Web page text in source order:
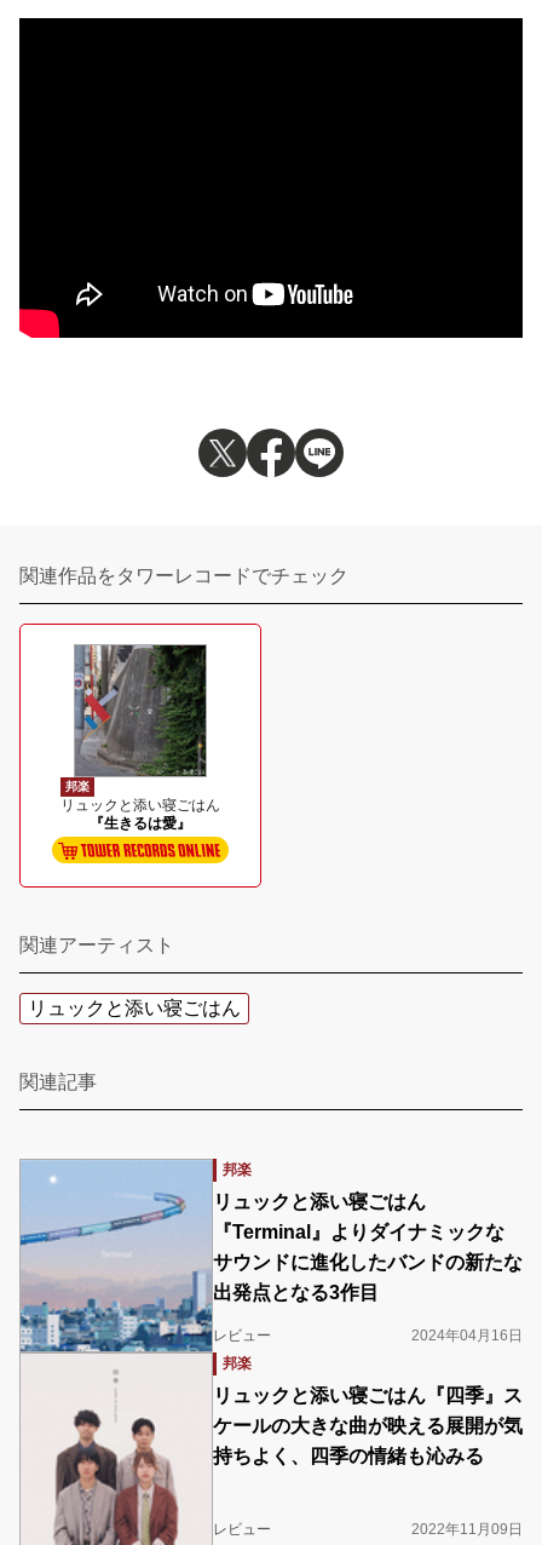
関連作品をタワーレコードでチェック
邦楽
リュックと添い寝ごはん
『生きるは愛』
関連アーティスト
リュックと添い寝ごはん
関連記事
邦楽
リュックと添い寝ごはん
『Terminal』よりダイナミックな
サウンドに進化したバンドの新たな
出発点となる3作目
レビュー
2024年04月16日
邦楽
リュックと添い寝ごはん『四季』ス
ケールの大きな曲が映える展開が気
持ちよく、四季の情緒も沁みる
レビュー 2022年11月09日